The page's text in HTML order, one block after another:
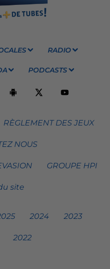
RADIO
PODCASTS
RÈGLEMENT DES JEUX
NOUS
GROUPE HPI
site
2024 2023
2022